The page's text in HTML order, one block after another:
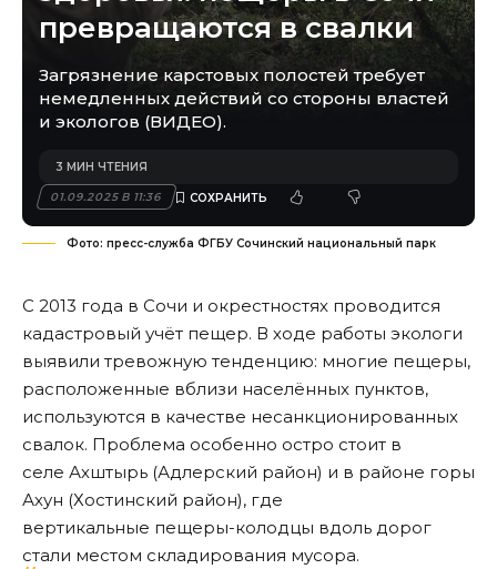
превращаются в свалки
Загрязнение карстовых полостей требует
немедленных действий со стороны властей
и экологов (ВИДЕО).
01.09.2025 В 11:36
3 МИН ЧТЕНИЯ
Фото: пресс-служба ФГБУ Сочинский национальный парк
С 2013 года в Сочи и окрестностях проводится
кадастровый учёт пещер. В ходе работы экологи
выявили тревожную тенденцию: многие пещеры,
расположенные вблизи населённых пунктов,
используются в качестве несанкционированных
свалок. Проблема особенно остро стоит в
селе Ахштырь (Адлерский район) и в районе горы
Ахун (Хостинский район), где
вертикальные пещеры-колодцы вдоль дорог
стали местом складирования мусора.